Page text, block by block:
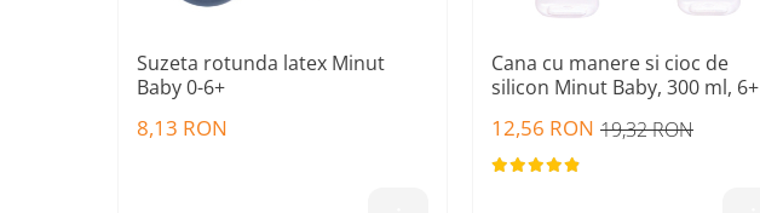
Suzeta rotunda latex Minut
Baby 0-6+
8,13 RON
Cana cu manere si cioc de
silicon Minut Baby, 300 ml, 6+
19,32 RON
12,56 RON